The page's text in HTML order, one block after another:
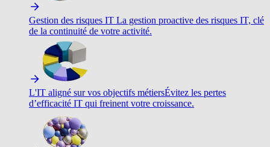
Gestion des risques IT La gestion proactive des risques IT, clé
de la continuité de votre activité.
L'IT aligné sur vos objectifs métiersÉvitez les pertes
d’efficacité IT qui freinent votre croissance.